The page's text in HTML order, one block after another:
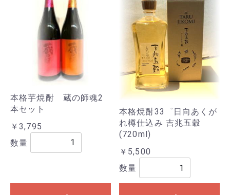
本格芋焼酎 蔵の師魂2
本セット
￥3,795
数量
本格焼酎33゜日向あくが
れ樽仕込み 吉兆五穀
(720ml)
￥5,500
数量